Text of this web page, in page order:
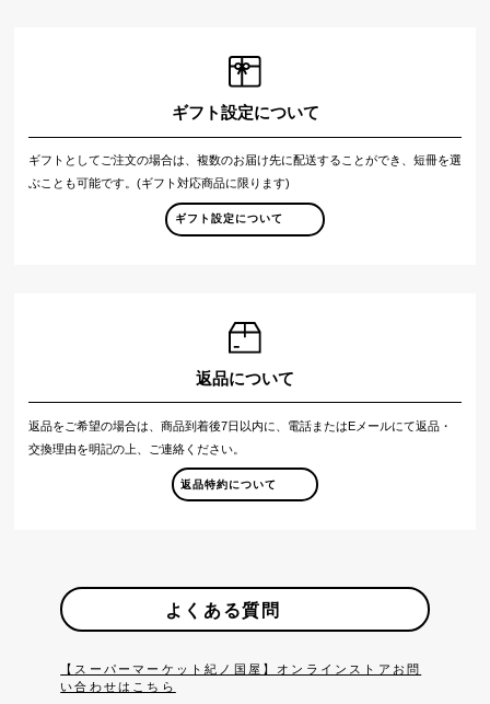
ギフト設定について
ギフトとしてご注文の場合は、複数のお届け先に配送することができ、短冊を選
ぶことも可能です。(ギフト対応商品に限ります)
ギフト設定について
返品について
返品をご希望の場合は、商品到着後7日以内に、電話またはEメールにて返品・
交換理由を明記の上、ご連絡ください。
返品特約について
よくある質問
【スーパーマーケット紀ノ国屋】オンラインストアお問
い合わせはこちら